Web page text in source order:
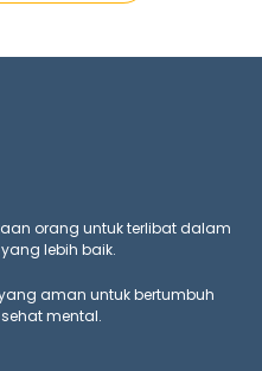
orang untuk terlibat dalam
lebih baik.
aman untuk bertumbuh
sehat mental.